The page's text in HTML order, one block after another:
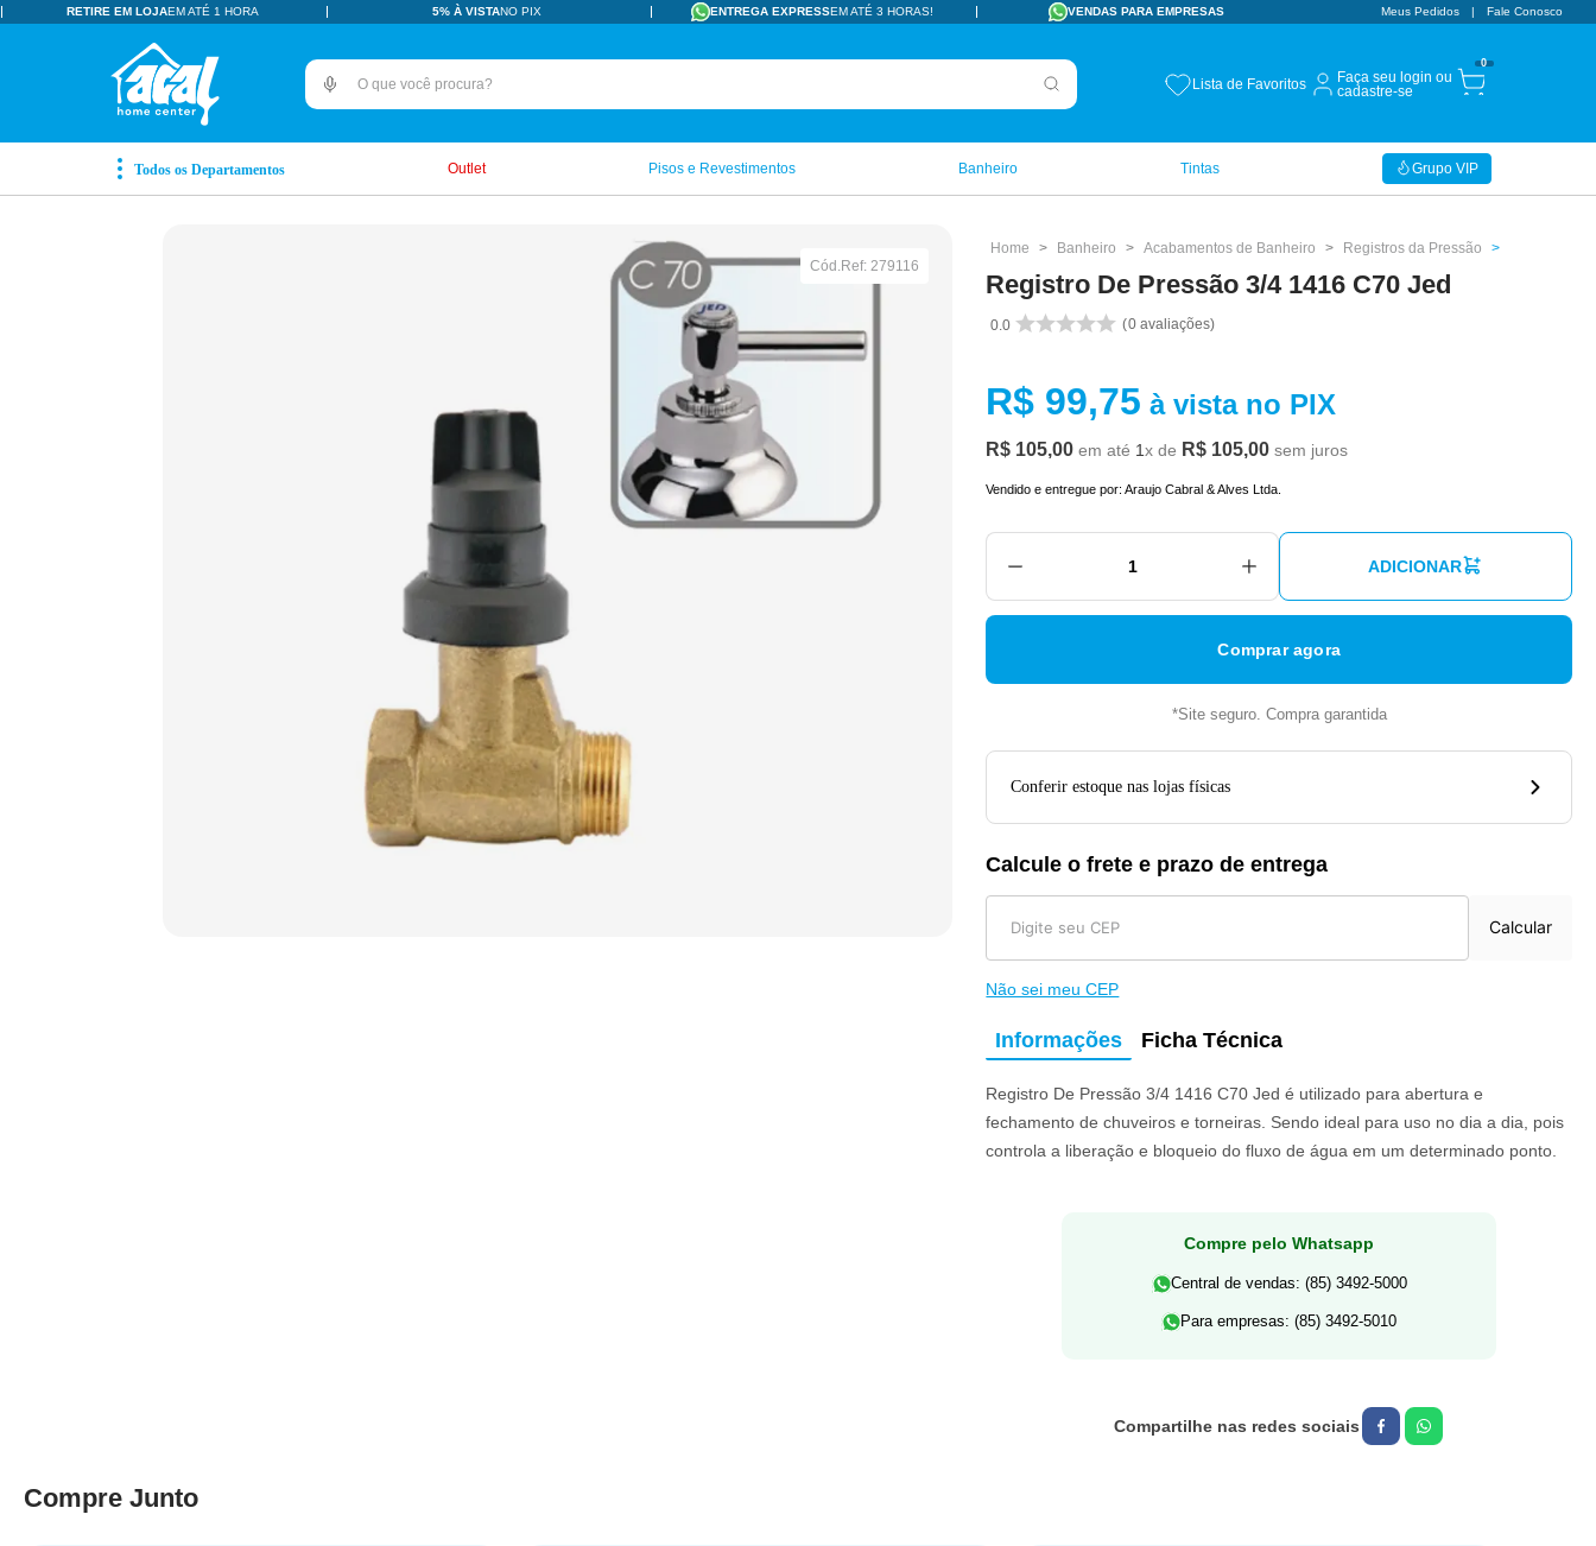
CUPOM BEMVINDO10% OFF TUDO EM ATÉ 6XSEM JUROS RETIRE EM LOJAEM ATÉ 1 HORA 5% À VISTANO PIX ENTREGA EXPRESS EM ATÉ 3 HORAS!
Meus Pedidos Fale Conosco
O que você procura?
Lista de Favoritos
Faça seu login ou
cadastre-se
0
Grupo VIP
Outlet Pisos e Revestimentos Banheiro Tintas
Cód.Ref: 279116
Banheiro Acabamentos de Banheiro Registros da Pressão
Registro De Pressão 3/4 1416 C70 Jed
0.0 0 avaliações
R$ 99,75 à vista no PIX
R$ 105,00 em até 1x de R$ 105,00 sem juros
Vendido e entregue por:Araujo Cabral & Alves Ltda.
ADICIONAR
Comprar agora
*Site seguro. Compra garantida
Conferir estoque nas lojas físicas
Calcule o frete e prazo de entrega
Calcular
Não sei meu CEP
Informações Ficha Técnica
Registro De Pressão 3/4 1416 C70 Jed é utilizado para abertura e
fechamento de chuveiros e torneiras. Sendo ideal para uso no dia a dia, pois
controla a liberação e bloqueio do fluxo de água em um determinado ponto.
Compre pelo Whatsapp
Central de vendas: (85) 3492-5000
Para empresas: (85) 3492-5010
Compre Junto
TERMOS MAIS BUSCADOS
pisos revestimentos
2º ceramica